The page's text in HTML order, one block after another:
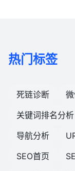
热门标签
死链诊断
关键词排名分析
导航分析
SEO首页